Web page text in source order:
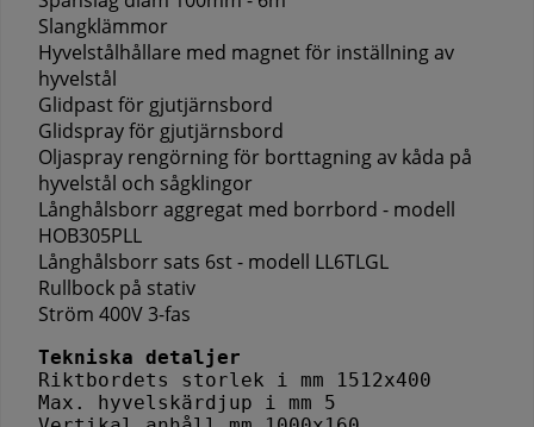
Slangklämmor
Hyvelstålhållare med magnet för inställning av
hyvelstål
Glidpast för gjutjärnsbord
Glidspray för gjutjärnsbord
Oljaspray rengörning för borttagning av kåda på
hyvelstål och sågklingor
Långhålsborr aggregat med borrbord - modell
HOB305PLL
Långhålsborr sats 6st - modell LL6TLGL
Rullbock på stativ
Ström 400V 3-fas
Tekniska detaljer
Riktbordets storlek i mm 1512x400
Max. hyvelskärdjup i mm 5